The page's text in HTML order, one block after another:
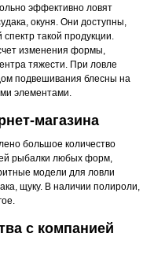
эффективно ловят
окуня. Они доступны,
такой продукции.
изменения формы,
тяжести. При ловле
подвешивания блесны на
элементами.
магазина
большое количество
рыбалки любых форм,
модели для ловли
щуку. В наличии полироли,
с компанией